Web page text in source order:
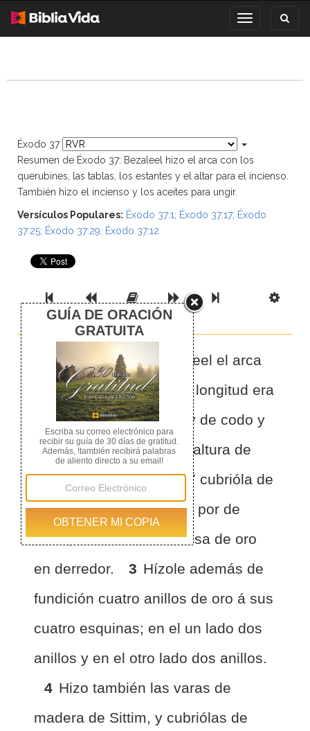
Toggle
navigation
Éxodo 37
Resumen de Éxodo 37: Bezaleel hizo el arca con los
querubines, las tablas, los estantes y el altar para el incienso.
También hizo el incienso y los aceites para ungir.
Versículos Populares: Éxodo 37:1; Éxodo 37:17; Éxodo
37:25; Éxodo 37:29; Éxodo 37:12
Previous BookPrevious Chapter
Read the Full Chapter
Next Chapter
Next Book
HIZO también Bezaleel el arca
de madera de Sittim: su longitud era
de dos codos y medio, y de codo y
medio su anchura, y su altura de
otro codo y medio:
2
Y cubrióla de
oro puro por de dentro y por de
fuera, é hízole una cornisa de oro
en derredor.
3 Hízole además de
fundición cuatro anillos de oro á sus
cuatro esquinas; en el un lado dos
anillos y en el otro lado dos anillos.
4 Hizo también las varas de
madera de Sittim, y cubriólas de